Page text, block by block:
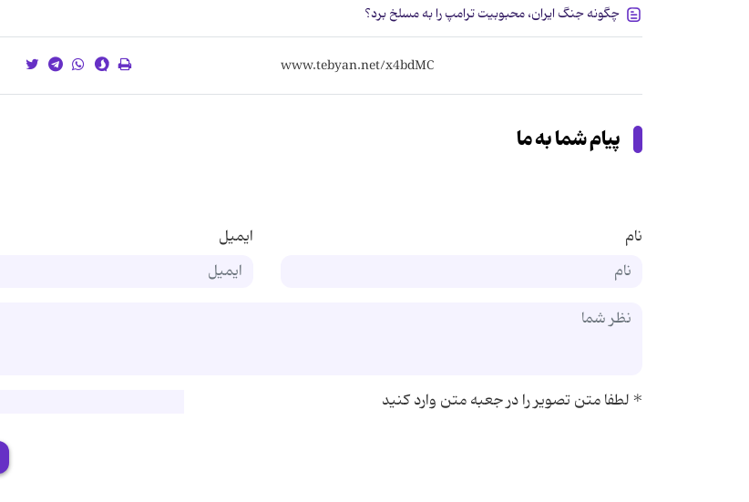
چگونه جنگ ایران، محبوبیت ترامپ را به مسلخ برد؟
پیام شما به ما
نام ایمیل
*لطفا متن تصویر را در جعبه متن وارد کنید